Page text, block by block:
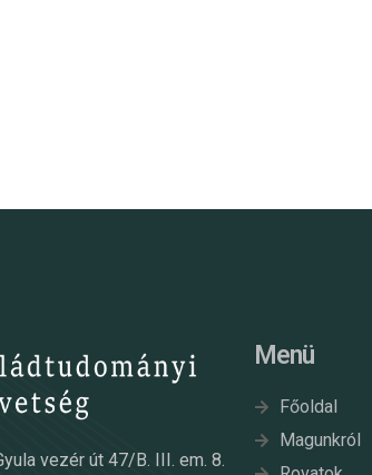
vezér út 47/B. III. em. 8.
Menü
Főoldal
Magunkról